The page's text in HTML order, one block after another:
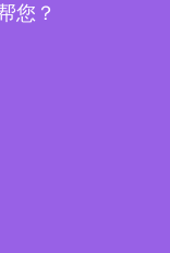
您？